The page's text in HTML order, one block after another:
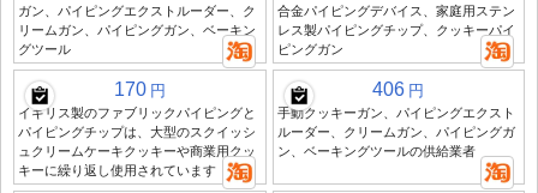
ガン、パイピングエクストルーダー、ク
リームガン、パイピングガン、ベーキン
グツール
合金パイピングデバイス、家庭用ステン
レス製パイピングチップ、クッキーパイ
ピングガン
170 円
イギリス製のファブリックパイピングと
パイピングチップは、大型のスクイッシ
ュクリームケーキクッキーや商業用クッ
キーに繰り返し使用されています
406 円
手動クッキーガン、パイピングエクスト
ルーダー、クリームガン、パイピングガ
ン、ベーキングツールの供給業者